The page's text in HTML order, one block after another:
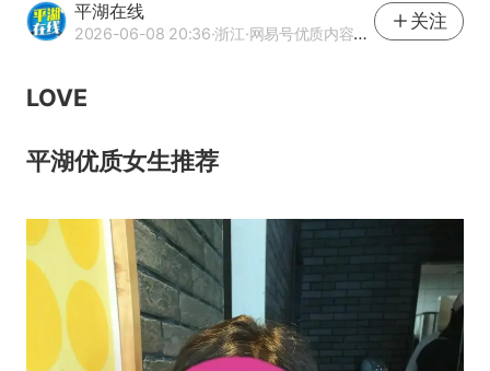
平湖在线
2026-06-08 20:36·浙江·网易号优质内容创作者
关注
LOVE
平湖优质女生推荐